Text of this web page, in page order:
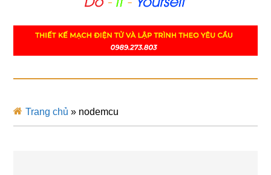
Trang chủ » nodemcu